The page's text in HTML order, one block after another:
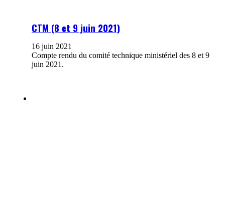
CTM (8 et 9 juin 2021)
16 juin 2021
Compte rendu du comité technique ministériel des 8 et 9
juin 2021.